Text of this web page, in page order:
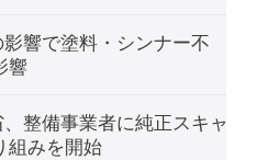
整備事業者に純正スキャ
組みを開始
響で塗料・シンナー不
響